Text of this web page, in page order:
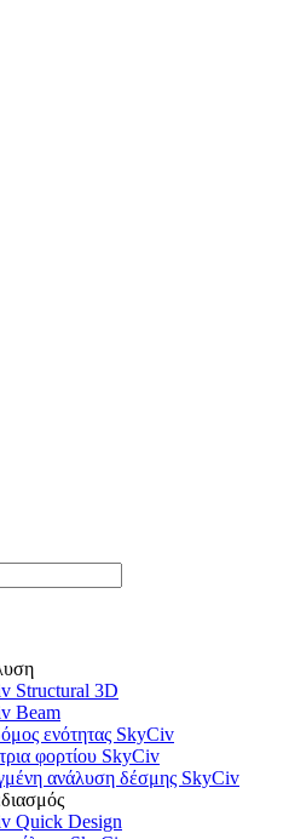
Structural 3D
Beam
ενότητας SkyCiv
φορτίου SkyCiv
ανάλυση δέσμης SkyCiv
Quick Design